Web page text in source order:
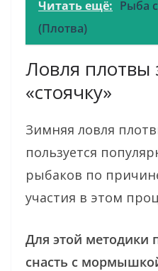
Читать ещё: Рыба
(Плотва)
Ловля плотвы
«стоячку»
Зимняя ловля
пользуется
рыбаков по
участия в этом
Для этой методики
снасть с